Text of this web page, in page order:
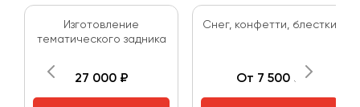
Изготовление
тематического задника
27 000 ₽
Снег, конфетти, блестки
От 7 500 ₽